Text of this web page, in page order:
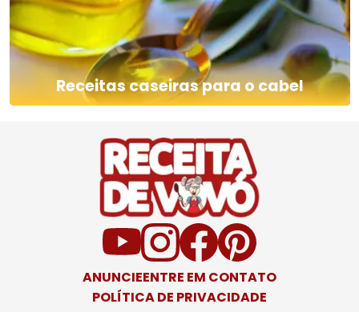
Receitas caseiras para o cabel
ANUNCIEENTRE EM CONTATO
POLÍTICA DE PRIVACIDADE